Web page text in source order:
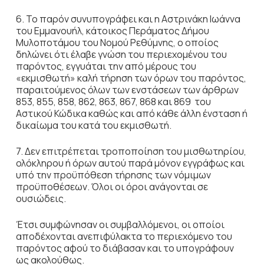
6. Το παρόν συνυπογράφει και η Αστρινάκη Ιωάννα
του Εμμανουήλ, κάτοικος Περάματος Δήμου
Μυλοποτάμου του Νομού Ρεθύμνης, ο οποίος
δηλώνει ότι έλαβε γνώση του περιεχομένου του
παρόντος, εγγυάται την από μέρους του
«εκμισθωτή» καλή τήρηση των όρων του παρόντος,
παραιτούμενος όλων των ενστάσεων των άρθρων
853, 855, 858, 862, 863, 867, 868 και 869 του
Αστικού Κώδικα καθώς και από κάθε άλλη ένσταση ή
δικαίωμα του κατά του εκμισθωτή.
7. Δεν επιτρέπεται τροποποίηση του μισθωτηρίου,
ολόκληρου ή όρων αυτού παρά μόνον εγγράφως και
υπό την προϋπόθεση τήρησης των νόμιμων
προϋποθέσεων. Όλοι οι όροι ανάγονται σε
ουσιώδεις.
Έτσι συμφώνησαν οι συμβαλλόμενοι, οι οποίοι
αποδέχονται ανεπιφύλακτα το περιεχόμενο του
παρόντος αφού το διάβασαν και το υπογράφουν
ως ακολούθως.